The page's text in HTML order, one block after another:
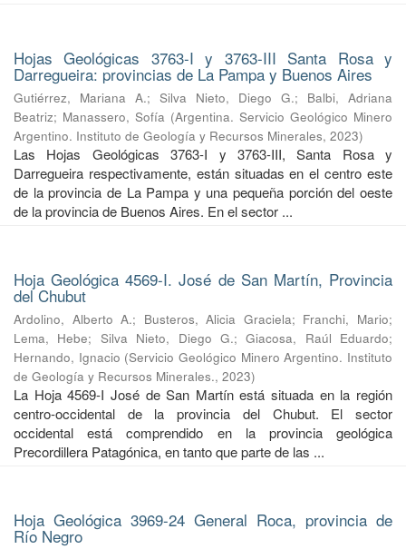
Hojas Geológicas 3763-I y 3763-III Santa Rosa y
Darregueira: provincias de La Pampa y Buenos Aires
Gutiérrez, Mariana A.; Silva Nieto, Diego G.; Balbi, Adriana
Beatriz; Manassero, Sofía (Argentina. Servicio Geológico Minero
Argentino. Instituto de Geología y Recursos Minerales, 2023)
Las Hojas Geológicas 3763-I y 3763-III, Santa Rosa y
Darregueira respectivamente, están situadas en el centro este
de la provincia de La Pampa y una pequeña porción del oeste
de la provincia de Buenos Aires. En el sector ...
Hoja Geológica 4569-I. José de San Martín, Provincia
del Chubut
Ardolino, Alberto A.; Busteros, Alicia Graciela; Franchi, Mario;
Lema, Hebe; Silva Nieto, Diego G.;Giacosa, Raúl Eduardo;
Hernando, Ignacio (Servicio Geológico Minero Argentino. Instituto
de Geología y Recursos Minerales., 2023)
La Hoja 4569-I José de San Martín está situada en la región
centro-occidental de la provincia del Chubut. El sector
occidental está comprendido en la provincia geológica
Precordillera Patagónica, en tanto que parte de las ...
Hoja Geológica 3969-24 General Roca, provincia de
Río Negro